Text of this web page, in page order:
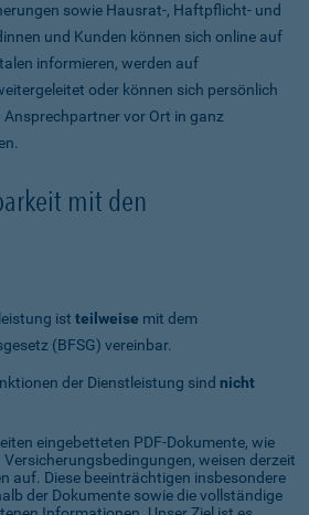
sowie Hausrat-, Haftpflicht- und
und Kunden können sich online auf
informieren, werden auf
oder können sich persönlich
vor Ort in ganz
mit den
ist teilweise mit dem
(BFSG) vereinbar.
der Dienstleistung sind nicht
eingebetteten PDF-Dokumente, wie
weisen derzeit
auf. Diese beeinträchtigen insbesondere
der Dokumente sowie die vollständige